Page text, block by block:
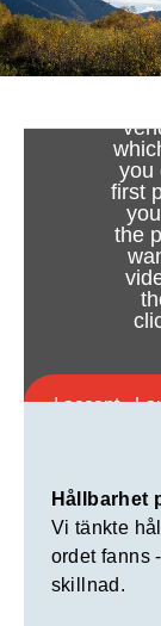
Hållbarhet
Vi tänkte
ordet
I decennier
och
Filmen
hittills gjort.
för
you
first
the
I accept -
Hållbarhet
Vi tänkte
ordet fanns
skillnad.